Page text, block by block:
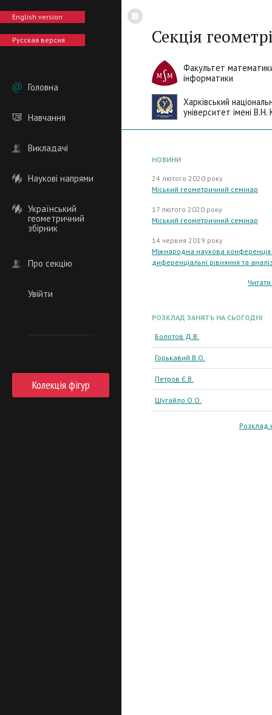
English version
Русская версия
Головна
Навчання
Викладачі
Наукові напрями
Український
геометричний
збірник
Про секцію
Увійти
Колекція фігур
Секція
Факультет
інформатики
Харківський
університет імені В.Н.
НОВИНИ
24 лютого 2020 року
Міський геометричний семінар
17 лютого 2020 року
Міський геометричний семінар
14 червня 2019 року
Міжнародна наукова конференція
диференціальні рівняння та
РОЗКЛАД ЗАНЯТЬ НА СЬОГОДНІ
Болотов Д.В.
Горькавий В.О.
Петров Є.В.
Шугайло О.О.
Розклад